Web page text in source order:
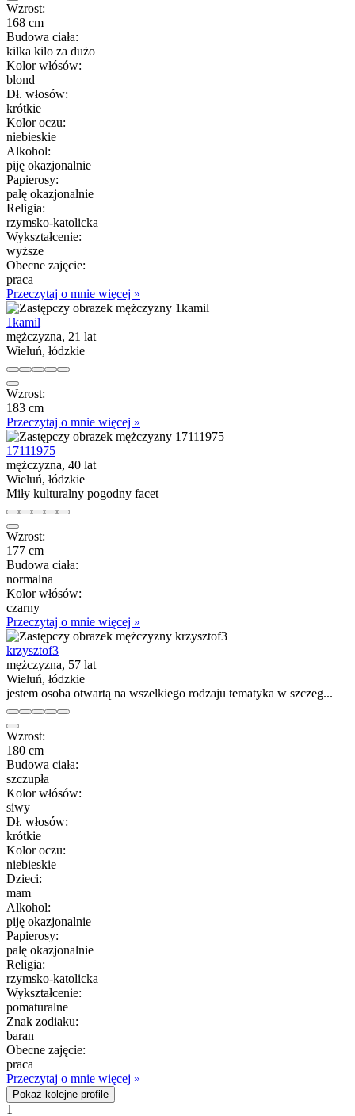
Wzrost:
168 cm
Budowa ciała:
kilka kilo za dużo
Kolor włósów:
blond
Dł. włosów:
krótkie
Kolor oczu:
niebieskie
Alkohol:
piję okazjonalnie
Papierosy:
palę okazjonalnie
Religia:
rzymsko-katolicka
Wykształcenie:
wyższe
Obecne zajęcie:
praca
Przeczytaj o mnie więcej »
1kamil
mężczyzna, 21 lat
Wieluń, łódzkie
Wzrost:
183 cm
Przeczytaj o mnie więcej »
17111975
mężczyzna, 40 lat
Wieluń, łódzkie
Miły kulturalny pogodny facet
Wzrost:
177 cm
Budowa ciała:
normalna
Kolor włósów:
czarny
Przeczytaj o mnie więcej »
krzysztof3
mężczyzna, 57 lat
Wieluń, łódzkie
jestem osoba otwartą na wszelkiego rodzaju tematyka w szczeg...
Wzrost:
180 cm
Budowa ciała:
szczupła
Kolor włósów:
siwy
Dł. włosów:
krótkie
Kolor oczu:
niebieskie
Dzieci:
mam
Alkohol:
piję okazjonalnie
Papierosy:
palę okazjonalnie
Religia:
rzymsko-katolicka
Wykształcenie:
pomaturalne
Znak zodiaku:
baran
Obecne zajęcie:
praca
Przeczytaj o mnie więcej »
Pokaż kolejne profile
1